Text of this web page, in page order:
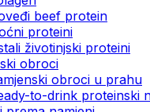
beef protein
proteini
životinjski proteini
obroci
obroci u prahu
to-drink proteinski